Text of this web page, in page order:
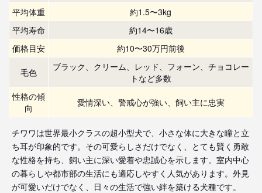
平均体重
約1.5〜3kg
平均寿命
約14〜16歳
価格目安
約10〜30万円前後
毛色
ブラック、クリーム、レッド、フォーン、チョコレー
トなど多数
性格の傾
向
愛情深い、警戒心が強い、飼い主に忠実
チワワは世界最小クラスの超小型犬で、小さな体に大きな瞳と立
ち耳が印象的です。その可愛らしさだけでなく、とても賢く勇敢
な性格を持ち、飼い主に深い愛着や忠誠心を示します。室内中心
の暮らしや都市部の生活にも適応しやすく人気があります。外見
が可愛いだけでなく、日々の生活で強い絆を築ける犬種です。